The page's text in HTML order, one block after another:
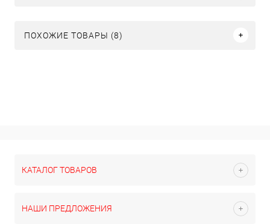
ПОХОЖИЕ ТОВАРЫ (8)
КАТАЛОГ ТОВАРОВ
НАШИ ПРЕДЛОЖЕНИЯ